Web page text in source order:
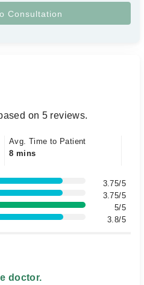
on 5 reviews.
Avg. Time to Patient
8 mins
3.75/5
3.75/5
5/5
3.8/5
doctor.